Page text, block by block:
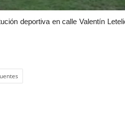
deportiva en calle Valentín